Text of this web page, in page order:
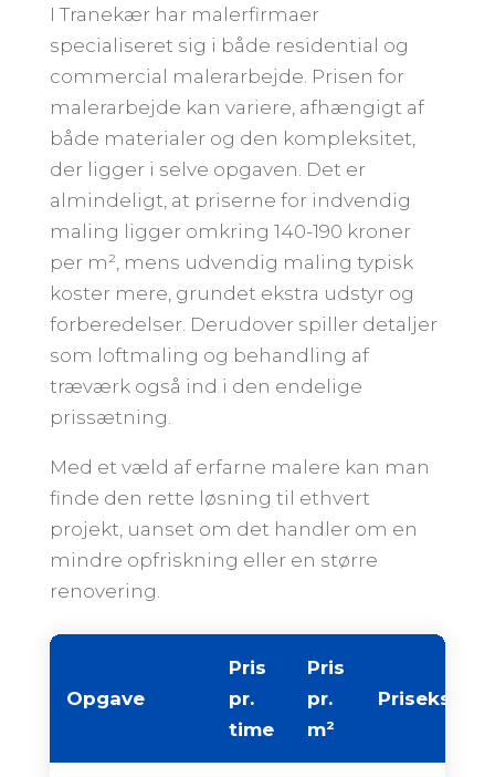
I Tranekær har malerfirmaer
specialiseret sig i både residential og
commercial malerarbejde. Prisen for
malerarbejde kan variere, afhængigt af
både materialer og den kompleksitet,
der ligger i selve opgaven. Det er
almindeligt, at priserne for indvendig
maling ligger omkring 140-190 kroner
per m², mens udvendig maling typisk
koster mere, grundet ekstra udstyr og
forberedelser. Derudover spiller detaljer
som loftmaling og behandling af
træværk også ind i den endelige
prissætning.
Med et væld af erfarne malere kan man
finde den rette løsning til ethvert
projekt, uanset om det handler om en
mindre opfriskning eller en større
renovering.
Opgave
Pris
pr.
time
Pris
pr.
m²